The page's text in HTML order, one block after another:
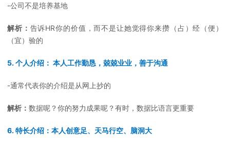
-公司不是培养基地
解析： 告诉HR你的价值，而不是让她觉得你来攒（占）经（便）
（宜）验的
5. 个人介绍： 本人工作勤恳，兢兢业业，善于沟通
-通常代表你的介绍是从网上抄的
解析： 数据呢？你的努力成果呢？有时，数据比语言更重要
6. 特长介绍：本人创意足、天马行空、脑洞大